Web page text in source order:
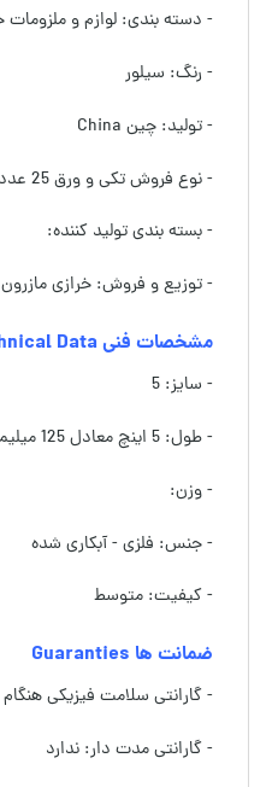
- دسته بندی: لوازم و
- رنگ: سیلور
- تولید: چین China
- نوع فروش تکی و ورق 25 عددی
- بسته بندی تولید کننده:
- توزیع و فروش: خرازی مازرون
مشخصات فنی Technical Data
- سایز: 5
- طول: 5 اینچ معادل 125 میلیمتر
- وزن:
- جنس: فلزی - آبکاری شده
- کیفیت: متوسط
ضمانت ها Guaranties
- گارانتی سلامت فیزیکی
- گارانتی مدت دار: ندارد